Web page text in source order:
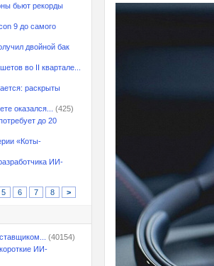
бьют рекорды
9 до самого
двойной бак
во II квартале...
раскрыты
оказался...
(425)
до 20
«Коты-
ИИ-
5 6 7 8 >
(40154)
ИИ-